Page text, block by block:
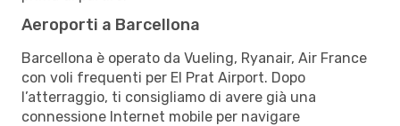
Aeroporti a Barcellona
Barcellona è operato da Vueling, Ryanair, Air France
con voli frequenti per El Prat Airport. Dopo
l’atterraggio, ti consigliamo di avere già una
connessione Internet mobile per navigare